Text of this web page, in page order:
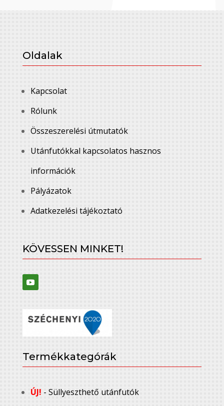
Oldalak
Kapcsolat
Rólunk
Összeszerelési útmutatók
Utánfutókkal kapcsolatos hasznos
információk
Pályázatok
Adatkezelési tájékoztató
KÖVESSEN MINKET!
Termékkategórák
ÚJ! - Süllyeszthető utánfutók